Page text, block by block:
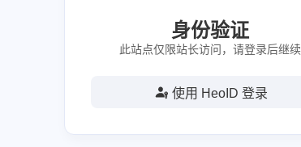
身份验证
此站点仅限站长访问，请登录后继续
使用 HeoID 登录